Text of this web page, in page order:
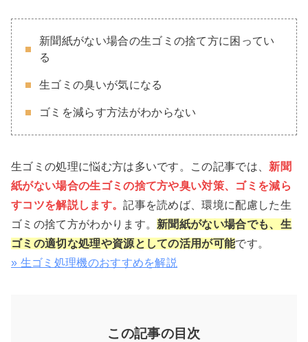
新聞紙がない場合の生ゴミの捨て方に困ってい
る
生ゴミの臭いが気になる
ゴミを減らす方法がわからない
生ゴミの処理に悩む方は多いです。この記事では、 新聞
紙がない場合の生ゴミの捨て方や臭い対策、ゴミを減ら
すコツを解説します。記事を読めば、環境に配慮した生
ゴミの捨て方がわかります。 新聞紙がない場合でも、生
ゴミの適切な処理や資源としての活用が可能です。
» 生ゴミ処理機のおすすめを解説
この記事の目次